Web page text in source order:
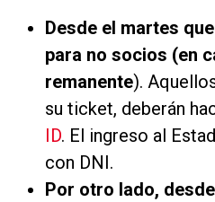
Desde el martes
para no socios (en
remanente).
su ticket, deberán
ID. El ingreso al
con DNI.
Por otro lado,